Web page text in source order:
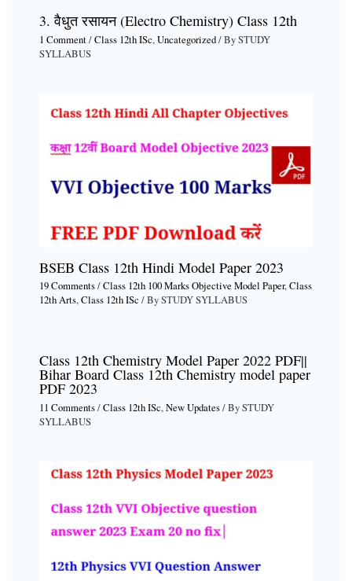
3. वैधुत रसायन (Electro Chemistry) Class 12th
1 Comment/Class 12th ISc,Uncategorized/ BySTUDY
SYLLABUS
BSEB Class 12th Hindi Model Paper 2023
19 Comments/Class 12th 100 Marks Objective Model Paper,Class
12th Arts,Class 12th ISc / BySTUDY SYLLABUS
Class 12th Chemistry Model Paper 2022 PDF||
Bihar Board Class 12th Chemistry model paper
PDF 2023
11 Comments/Class 12th ISc,New Updates/ BySTUDY
SYLLABUS